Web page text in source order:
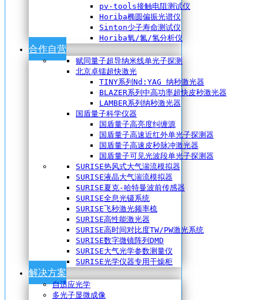
pv-tools接触电阻测试仪
Horiba椭圆偏振光谱仪
Sinton少子寿命测试仪
Horiba氧/氮/氢分析仪
合作自营
赋同量子超导纳米线单光子探测
北京卓镭超快激光
TINY系列Nd:YAG 纳秒激光器
BLAZER系列中高功率超快皮秒激光器
LAMBER系列纳秒激光器
国盾量子科学仪器
国盾量子高亮度纠缠源
国盾量子高速近红外单光子探测器
国盾量子高速皮秒脉冲激光器
国盾量子可见光波段单光子探测器
SURISE热风式大气湍流模拟器
SURISE液晶大气湍流模拟器
SURISE夏克-哈特曼波前传感器
SURISE全息光镊系统
SURISE飞秒激光频率梳
SURISE高性能激光器
SURISE高时间对比度TW/PW激光系统
SURISE数字微镜阵列DMD
SURISE大气光学参数测量仪
SURISE光学仪器专用干燥柜
解决方案
自适应光学
多光子显微成像